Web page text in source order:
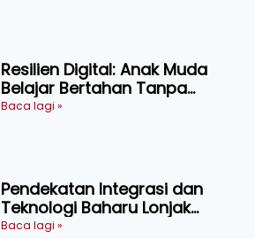
Resilien Digital: Anak Muda
Belajar Bertahan Tanpa
Perlu Menekan Diri
Baca lagi »
Pendekatan Integrasi dan
Teknologi Baharu Lonjak
Produktiviti Ternakan
Baca lagi »